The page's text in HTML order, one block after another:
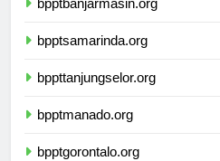
bpptbanjarmasin.org
bpptsamarinda.org
bppttanjungselor.org
bpptmanado.org
bpptgorontalo.org